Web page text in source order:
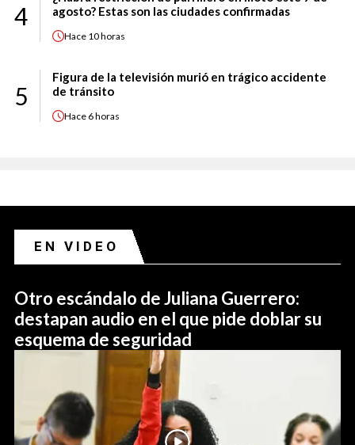
4
agosto? Estas son las ciudades confirmadas
Hace 10 horas
5
Figura de la televisión murió en trágico accidente
de tránsito
Hace 6 horas
EN VIDEO
Otro escándalo de Juliana Guerrero:
destapan audio en el que pide doblar su
esquema de seguridad